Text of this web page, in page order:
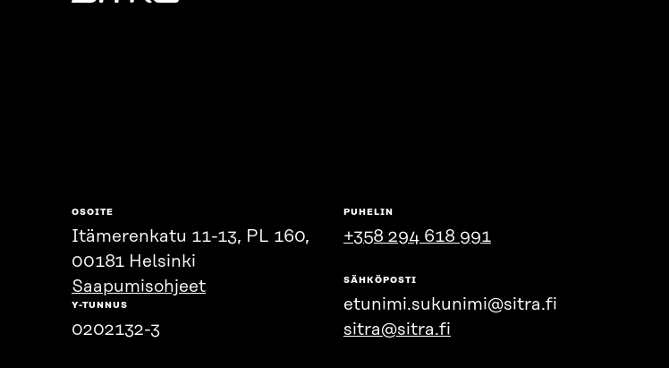
OSOITE
Itämerenkatu 11-13, PL 160,
00181 Helsinki
Saapumisohjeet
Y-TUNNUS
0202132-3
PUHELIN
+358 294 618 991
SÄHKÖPOSTI
etunimi.sukunimi@sitra.fi
sitra@sitra.fi